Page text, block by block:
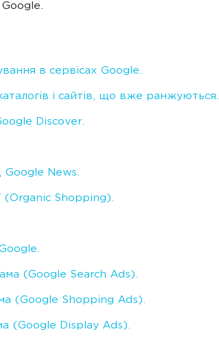
в сервісах Google.
і сайтів, що вже ранжуються.
Discover.
Google News.
(Organic Shopping).
(Google Search Ads).
(Google Shopping Ads).
(Google Display Ads).